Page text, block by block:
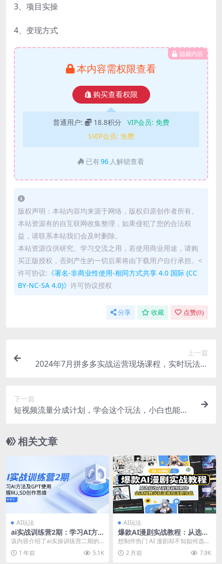
3、项目实操
4、变现方式
隐藏内容
本内容需权限查看
购买查看权限
普通用户: 18.8积分 VIP会员: 免费
SVIP会员: 免费
已有96 人解锁查看
版权声明：本站内容均来源于网络，版权归原创作者所有。
本站资源有的自互联网收集整理，如果侵犯了您的合法权
益，请联系本站我们会及时删除。
本站资源仅供研究、学习交流之用，若使用商业用途，请购
买正版授权，否则产生的一切后果将由下载用户自行承担。<
许可协议: 《署名-非商业性使用-相同方式共享 4.0 国际 (CC
BY-NC-SA 4.0)》 许可协议授权
分享 收藏 点赞(0)
上一篇
2024年7月拼多多实战运营现场课程，实时玩法，
下一篇
短视频流量分成计划，学会这个玩法，小白也能月
相关文章
AI玩法
ai实战训练营2期：学习AI方
法及GPT使用，掌握MJ,SD创
作思维
该内容介绍了ai实操训练营二期的
课程安排，包括AI学习方法、GPT
使用，以及MJ...
1 年前 5.1K
AI玩法
爆款AI漫剧实战教程：从选品
改文到音视频制作，全流程教
学打造爆款漫剧作品
想制作热门 AI 漫剧却不知如何选
材、写文案、做后期？本课程覆盖
AI 漫剧从前...
2 月前 7.9K